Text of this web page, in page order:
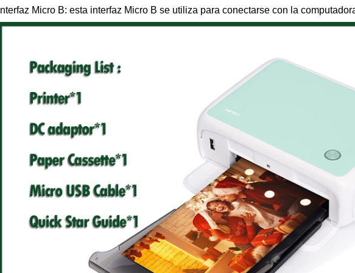
Interfaz Micro B: esta interfaz Micro B se utiliza para conectarse con la